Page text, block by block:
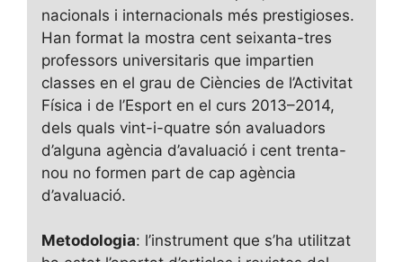
nacionals i internacionals més prestigioses.
Han format la mostra cent seixanta-tres
professors universitaris que impartien
classes en el grau de Ciències de l’Activitat
Física i de l’Esport en el curs 2013–2014,
dels quals vint-i-quatre són avaluadors
d’alguna agència d’avaluació i cent trenta-
nou no formen part de cap agència
d’avaluació.
Metodologia: l’instrument que s’ha utilitzat